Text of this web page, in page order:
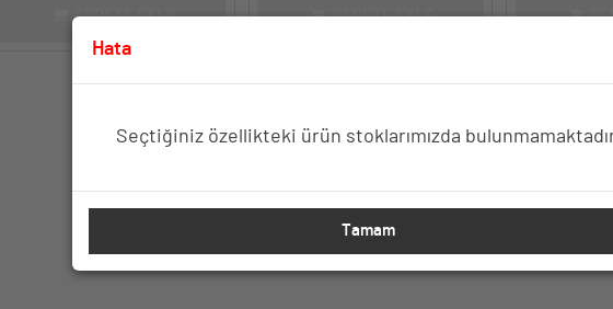
SEPETE EKLE SEPETE EKLE
Hata
Seçtiğiniz özellikteki ürün stoklarımızda
Tamam